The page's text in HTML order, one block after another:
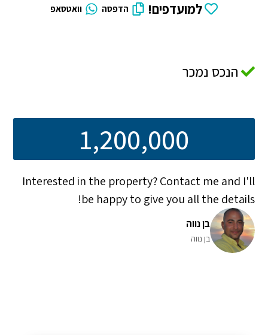
למועדפים! הדפסה וואטסאפ
הנכס נמכר
1,200,000
Interested in the property? Contact me and I'll
be happy to give you all the details!
בן נווה
בן נווה